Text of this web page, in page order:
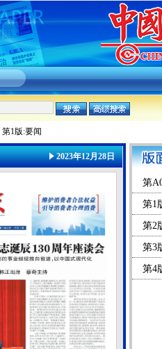
第1版:要闻
2023年12月28日
第
第1
第2
第3
第4